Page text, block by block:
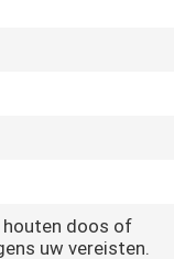
houten doos of
uw vereisten.